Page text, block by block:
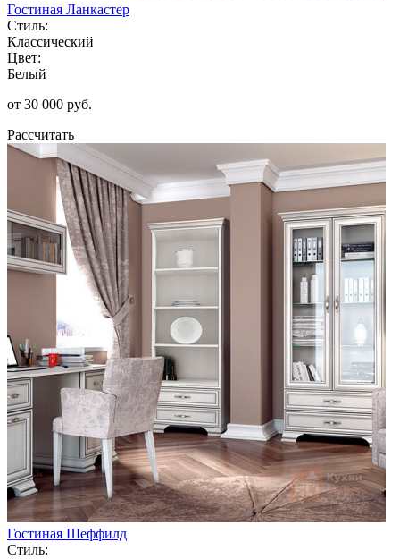
Гостиная Ланкастер
Стиль:
Классический
Цвет:
Белый
от 30 000 руб.
Рассчитать
Гостиная Шеффилд
Стиль: